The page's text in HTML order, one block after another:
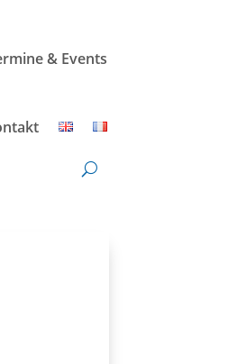
& Events